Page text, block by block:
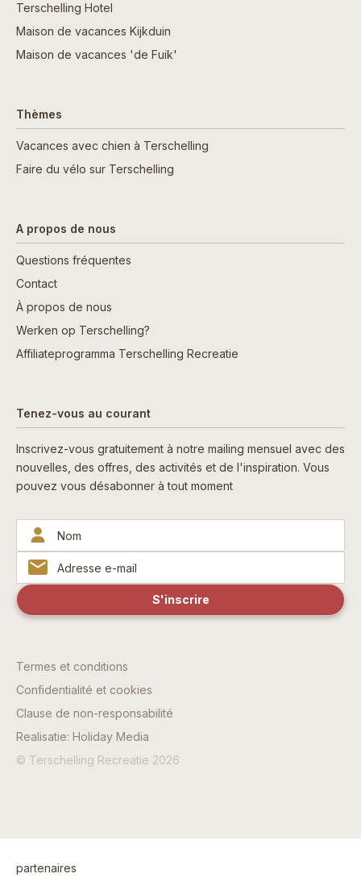
Terschelling Hotel
Maison de vacances Kijkduin
Maison de vacances 'de Fuik'
Thèmes
Vacances avec chien à Terschelling
Faire du vélo sur Terschelling
A propos de nous
Questions fréquentes
Contact
À propos de nous
Werken op Terschelling?
Affiliateprogramma Terschelling Recreatie
Tenez-vous au courant
Inscrivez-vous gratuitement à notre mailing mensuel avec des
nouvelles, des offres, des activités et de l'inspiration. Vous
pouvez vous désabonner à tout moment
Termes et conditions
Confidentialité et cookies
Clause de non-responsabilité
Realisatie: Holiday Media
© Terschelling Recreatie 2026
partenaires